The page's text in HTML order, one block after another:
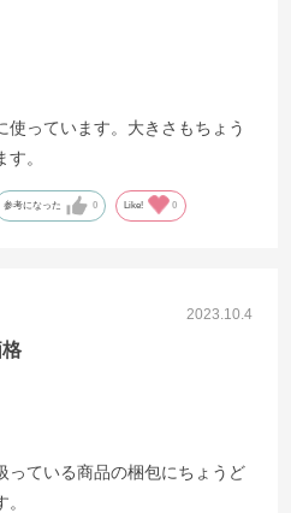
使っています。大きさもちょう
。
参考になった 0 Like! 0
2023.10.4
っている商品の梱包にちょうど